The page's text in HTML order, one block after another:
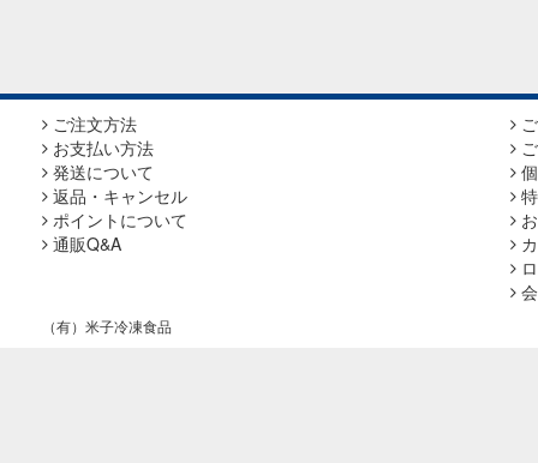
ご注文方法
お支払い方法
発送について
返品・キャンセル
ポイントについて
通販Q&A
（有）米子冷凍食品